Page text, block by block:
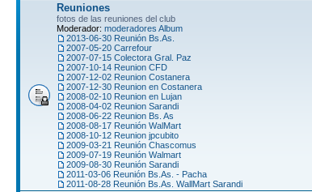
Reuniones
fotos de las reuniones del club
Moderador: moderadores Album
2013-06-30 Reunión Bs.As.
2007-05-20 Carrefour
2007-07-15 Colectora Gral. Paz
2007-10-14 Reunion CFD
2007-12-02 Reunion Costanera
2007-12-30 Reunion en Costanera
2008-02-10 Reunion en Lujan
2008-04-02 Reunion Sarandi
2008-06-22 Reunion Bs. As
2008-08-17 Reunión WalMart
2008-10-12 Reunion jpcubito
2009-03-21 Reunión Chascomus
2009-07-19 Reunión Walmart
2009-08-30 Reunión Sarandi
2011-03-06 Reunión Bs.As. - Pacha
2011-08-28 Reunión Bs.As. WallMart Sarandi